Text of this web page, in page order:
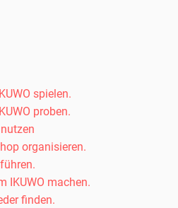
spielen.
proben.
organisieren.
IKUWO machen.
finden.